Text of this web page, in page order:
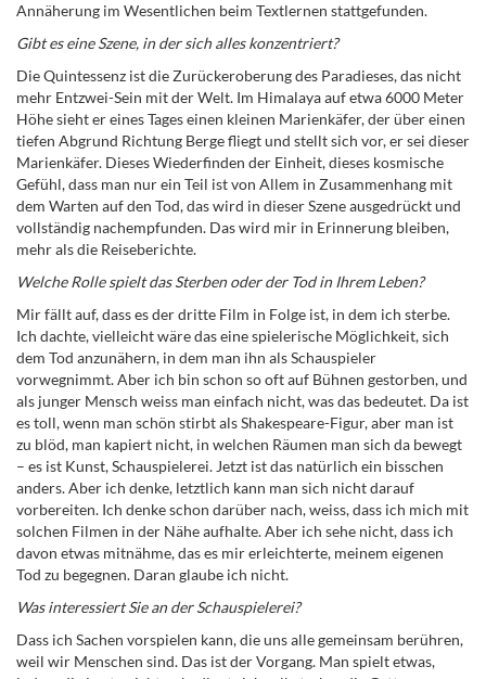
Annäherung im Wesentlichen beim Textlernen stattgefunden.
Gibt es eine Szene, in der sich alles konzentriert?
Die Quintessenz ist die Zurückeroberung des Paradieses, das nicht
mehr Entzwei-Sein mit der Welt. Im Himalaya auf etwa 6000 Meter
Höhe sieht er eines Tages einen kleinen Marienkäfer, der über einen
tiefen Abgrund Richtung Berge fliegt und stellt sich vor, er sei dieser
Marienkäfer. Dieses Wiederfinden der Einheit, dieses kosmische
Gefühl, dass man nur ein Teil ist von Allem in Zusammenhang mit
dem Warten auf den Tod, das wird in dieser Szene ausgedrückt und
vollständig nachempfunden. Das wird mir in Erinnerung bleiben,
mehr als die Reiseberichte.
Welche Rolle spielt das Sterben oder der Tod in Ihrem Leben?
Mir fällt auf, dass es der dritte Film in Folge ist, in dem ich sterbe.
Ich dachte, vielleicht wäre das eine spielerische Möglichkeit, sich
dem Tod anzunähern, in dem man ihn als Schauspieler
vorwegnimmt. Aber ich bin schon so oft auf Bühnen gestorben, und
als junger Mensch weiss man einfach nicht, was das bedeutet. Da ist
es toll, wenn man schön stirbt als Shakespeare-Figur, aber man ist
zu blöd, man kapiert nicht, in welchen Räumen man sich da bewegt
– es ist Kunst, Schauspielerei. Jetzt ist das natürlich ein bisschen
anders. Aber ich denke, letztlich kann man sich nicht darauf
vorbereiten. Ich denke schon darüber nach, weiss, dass ich mich mit
solchen Filmen in der Nähe aufhalte. Aber ich sehe nicht, dass ich
davon etwas mitnähme, das es mir erleichterte, meinem eigenen
Tod zu begegnen. Daran glaube ich nicht.
Was interessiert Sie an der Schauspielerei?
Dass ich Sachen vorspielen kann, die uns alle gemeinsam berühren,
weil wir Menschen sind. Das ist der Vorgang. Man spielt etwas,